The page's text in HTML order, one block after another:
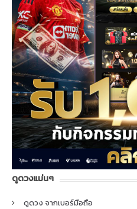
ดูดวงแม่นๆ
ดูดวง จากเบอร์มือถือ